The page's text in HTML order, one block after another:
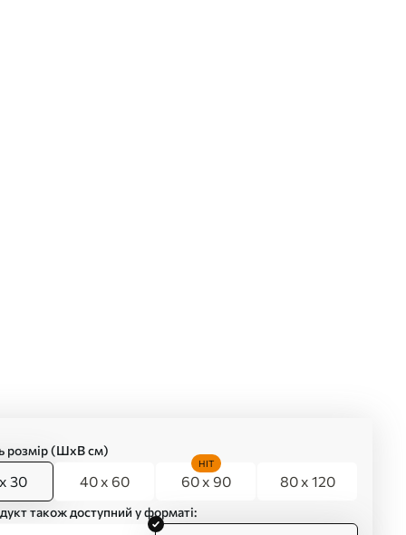
розмір (ШхВ см)
30 40 x 60 60 x 90
HIT
80 x 120
також доступний у форматі: